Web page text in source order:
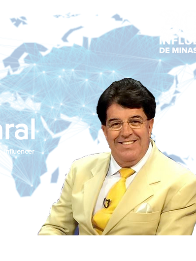
influencer